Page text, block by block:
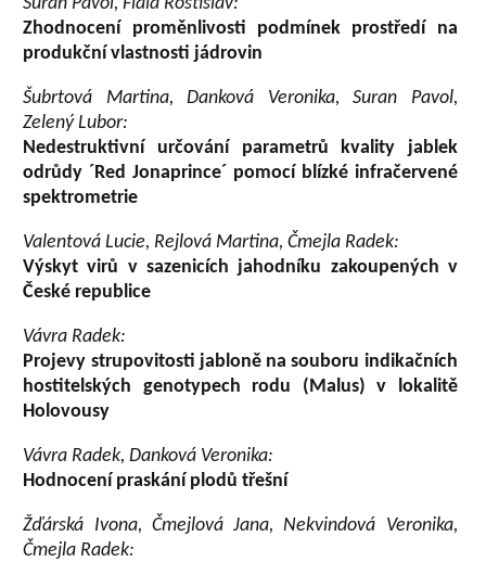
Zhodnocení proměnlivosti podmínek prostředí na
produkční vlastnosti jádrovin
Šubrtová Martina, Danková Veronika, Suran Pavol,
Zelený Lubor:
Nedestruktivní určování parametrů kvality jablek
odrůdy ´Red Jonaprince´ pomocí blízké infračervené
spektrometrie
Valentová Lucie, Rejlová Martina, Čmejla Radek:
Výskyt virů v sazenicích jahodníku zakoupených v
České republice
Vávra Radek:
Projevy strupovitosti jabloně na souboru indikačních
hostitelských genotypech rodu (Malus) v lokalitě
Holovousy
Vávra Radek, Danková Veronika:
Hodnocení praskání plodů třešní
Žďárská Ivona, Čmejlová Jana, Nekvindová Veronika,
Čmejla Radek: